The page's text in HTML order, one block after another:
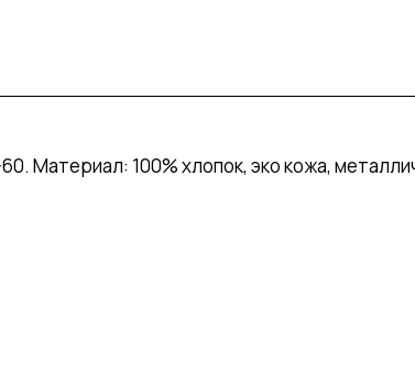
100% хлопок, эко кожа,